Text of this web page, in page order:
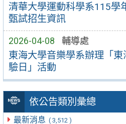
清華大學運動科學系115學
甄試招生資訊
2026-04-08 輔導處
東海大學音樂學系辦理「
驗日」活動
依公告類別彙總
最新消息 ( 3,512 )